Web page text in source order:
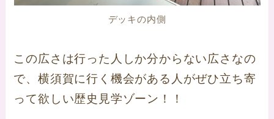
デッキの内側
この広さは行った人しか分からない広さなの
で、横須賀に行く機会がある人がぜひ立ち寄
って欲しい歴史見学ゾーン！！